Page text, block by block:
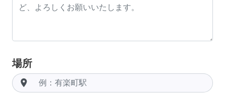
場所
room